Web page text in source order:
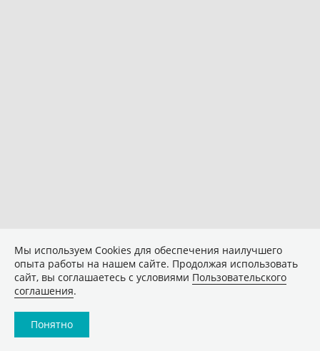
Мы используем Сookies для обеспечения наилучшего
опыта работы на нашем сайте. Продолжая использовать
сайт, вы соглашаетесь с условиями Пользовательского
соглашения.
Понятно